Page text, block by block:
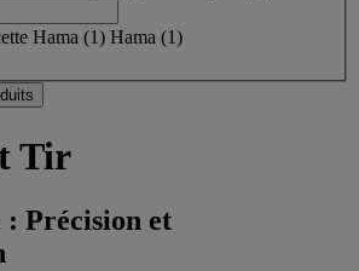
Hama (1) Hama (1)
Tir
Précision et